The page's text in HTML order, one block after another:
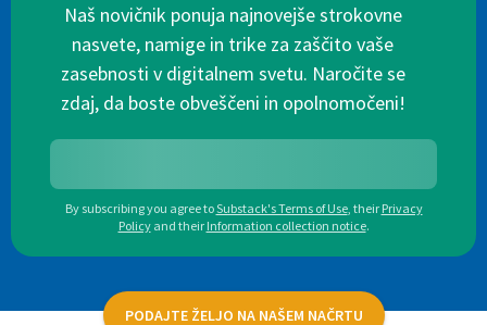
Naš novičnik ponuja najnovejše strokovne
nasvete, namige in trike za zaščito vaše
zasebnosti v digitalnem svetu. Naročite se
zdaj, da boste obveščeni in opolnomočeni!
By subscribing you agree toSubstack's Terms of Use, their Privacy
Policy and their Information collection notice.
PODAJTE ŽELJO NA NAŠEM NAČRTU